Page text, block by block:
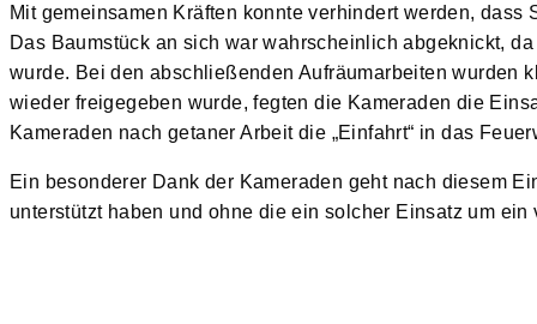
Mit gemeinsamen Kräften konnte verhindert werden,
Das Baumstück an sich war wahrscheinlich abgeknickt,
wurde. Bei den abschließenden Aufräumarbeiten wurden
wieder freigegeben wurde, fegten die Kameraden die
Kameraden nach getaner Arbeit die „Einfahrt“ in das
Ein besonderer Dank der Kameraden geht nach diesem
unterstützt haben und ohne die ein solcher Einsatz um